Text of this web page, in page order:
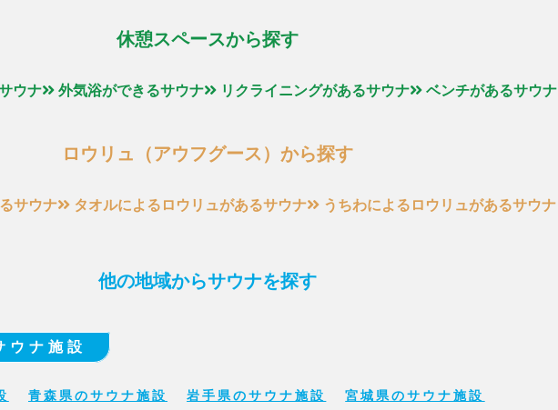
休憩スペースから探す
ウナ 外気浴ができるサウナ リクライニングがあるサウナ ベンチがあるサウナ
ロウリュ（アウフグース）から探す
サウナ タオルによるロウリュがあるサウナ うちわによるロウリュがあるサウナ
他の地域からサウナを探す
ウナ施設
青森県のサウナ施設 岩手県のサウナ施設 宮城県のサウナ施設